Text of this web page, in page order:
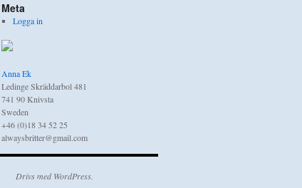
Meta
Logga in
Anna Ek
Ledinge Skräddarbol 481
741 90 Knivsta
Sweden
+46 (0)18 34 52 25
alwaysbritter@gmail.com
Drivs med WordPress.